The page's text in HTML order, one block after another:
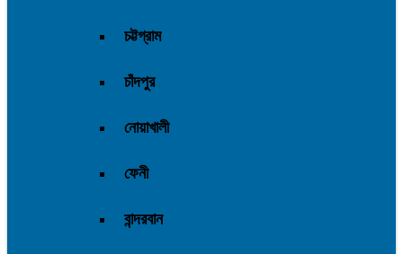
চট্টগ্রাম
চাঁদপুর
নোয়াখালী
ফেনী
বান্দরবান